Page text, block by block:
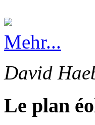
Mehr...
David
Le plan